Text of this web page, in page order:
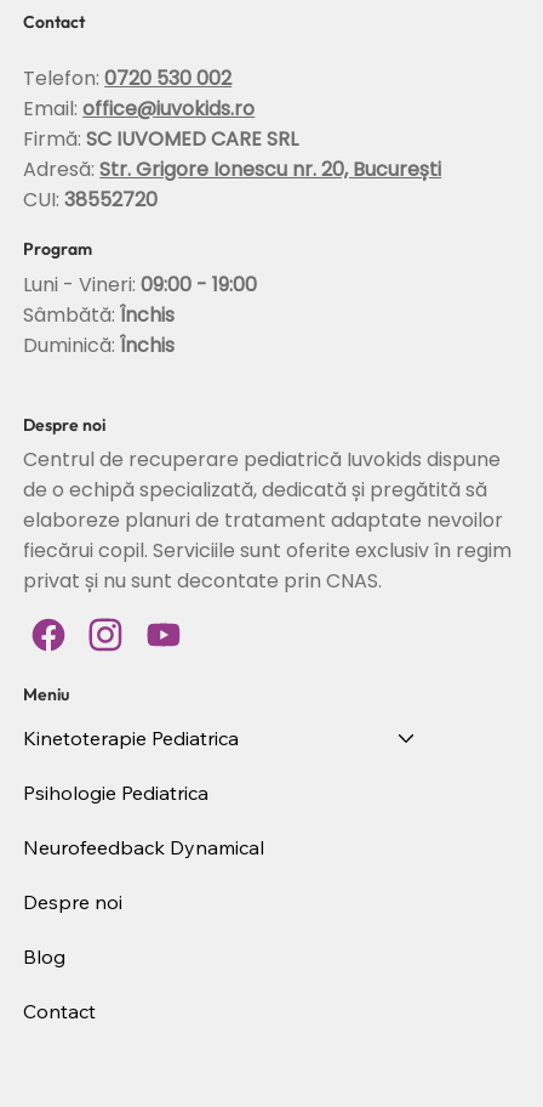
coloanei
Meniu
Kinetoterapie Pediatrica
Psihologie Pediatrica
Neurofeedback Dynamical
Despre noi
Blog
Contact
Despre noi
Centrul de recuperare pediatrică Iuvokids dispune
de o echipă specializată, dedicată și pregătită să
elaboreze planuri de tratament adaptate nevoilor
fiecărui copil. Serviciile sunt oferite exclusiv în regim
privat și nu sunt decontate prin CNAS.
Program
Luni - Vineri:09:00 - 19:00
Sâmbătă:Închis
Duminică: Închis
Contact
Telefon:0720 530 002
Email:office@iuvokids.ro
Firmă:SC IUVOMED CARE SRL
Adresă:Str. Grigore Ionescu nr. 20, București
CUI:38552720